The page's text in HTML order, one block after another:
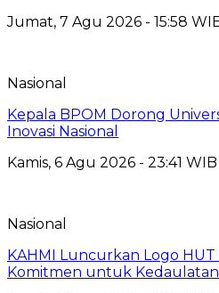
Jumat, 7 Agu 2026 - 15:58
Nasional
Kepala BPOM Dorong
Inovasi Nasional
Kamis, 6 Agu 2026 - 23:41 WIB
Nasional
KAHMI Luncurkan Logo HUT
Komitmen untuk Kedaulatan